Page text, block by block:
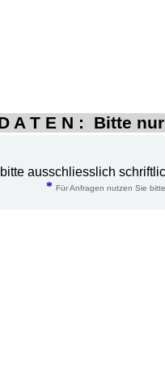
A T E N : Bitte
bitte ausschliesslich
* Für Anfragen nutzen Sie